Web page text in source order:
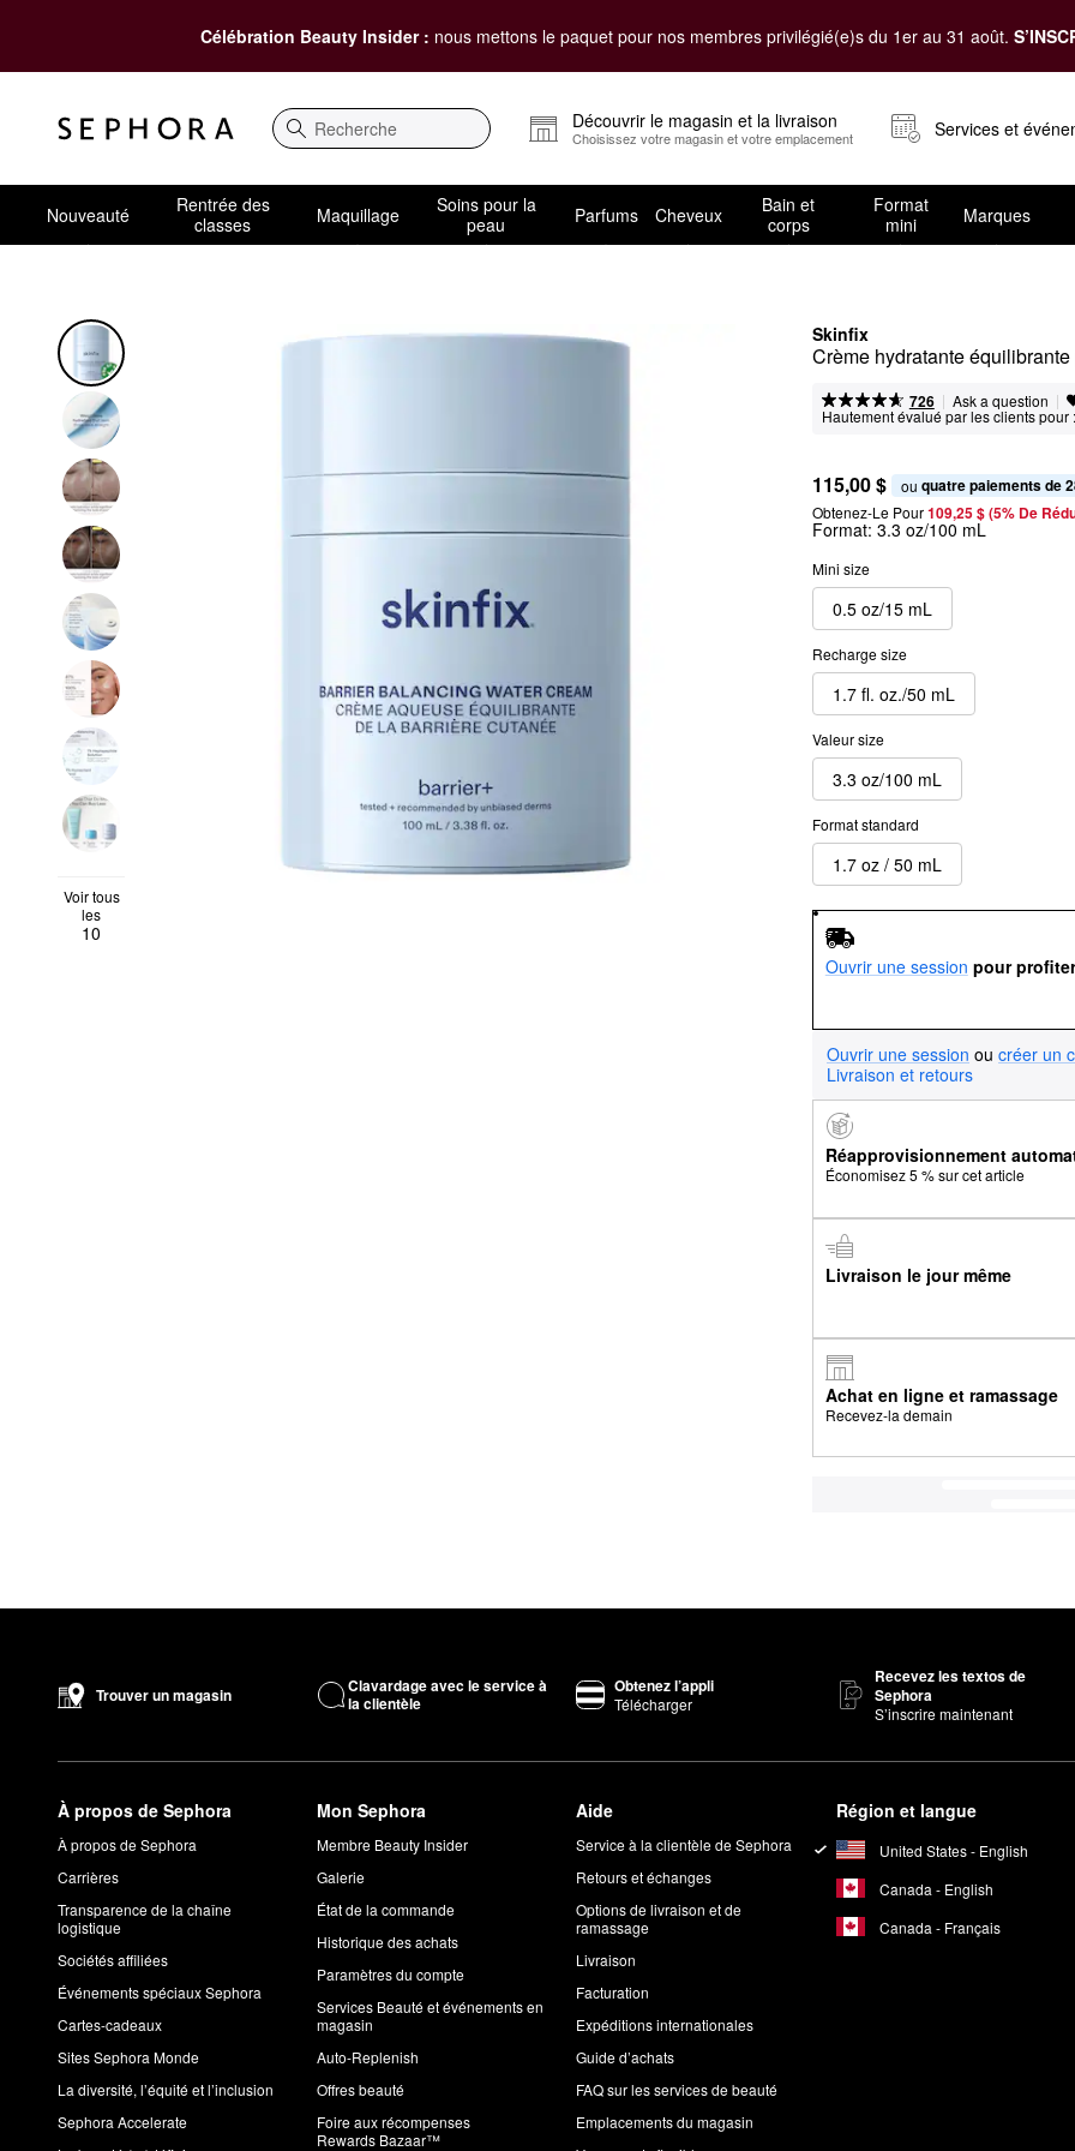
Célébration Beauty Insider : nous mettons le paquet pour nos membres privilégié(e)s du 1er au 31 août.
Recherche
Découvrir le magasin et la livraison
Choisissez votre magasin et votre emplacement Services et
Nouveauté
Rentrée des
classes
Maquillage
Soins pour la
peau
Parfums Cheveux
Bain et
corps
Format
mini
Marques
Skinfix
Crème hydratante
726 | Ask a question |
Hautement évalué par les clients pour :
Voir tous
les
10
115,00 $ ou quatre paiements de
Obtenez-Le Pour109,25 $ (5% De
Format: 3.3 oz/100 mL
Mini size
0.5 oz/15 mL
Recharge size
1.7 fl. oz./50 mL
Valeur size
3.3 oz/100 mL
Format standard
1.7 oz / 50 mL
Ouvrir une session pour
Ouvrir une session ou créer un
Livraison et retours
Réapprovisionnement
Économisez 5 % sur cet article
Livraison le jour même
Achat en ligne et ramassage
Recevez-la demain
Trouver un magasin
Clavardage avec le service à
la clientèle
Obtenez l’appli
Télécharger
Recevez les textos de
Sephora
S’inscrire maintenant
À propos de Sephora
À propos de Sephora
Carrières
Transparence de la chaîne
logistique
Sociétés affiliées
Événements spéciaux Sephora
Cartes-cadeaux
Sites Sephora Monde
La diversité, l’équité et l’inclusion
Sephora Accelerate
Mon Sephora
Membre Beauty Insider
Galerie
État de la commande
Historique des achats
Paramètres du compte
Services Beauté et événements en
magasin
Auto-Replenish
Offres beauté
Foire aux récompenses
Rewards Bazaar™
Aide
Service à la clientèle de Sephora
Retours et échanges
Options de livraison et de
ramassage
Livraison
Facturation
Expéditions internationales
Guide d’achats
FAQ sur les services de beauté
Emplacements du magasin
Région et langue
United States - English
Canada - English
Canada - Français